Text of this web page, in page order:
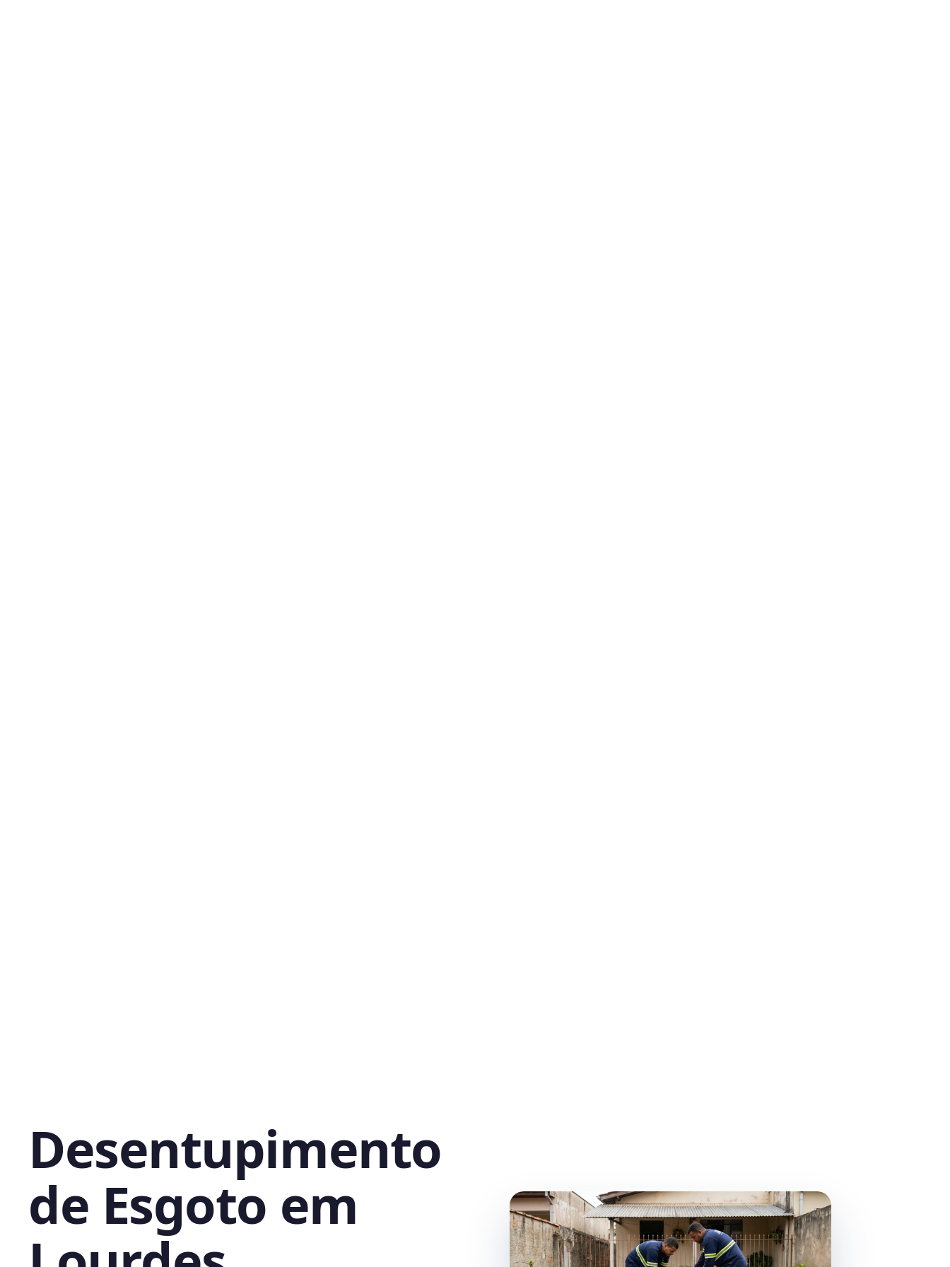
Desentupimento
de Esgoto em